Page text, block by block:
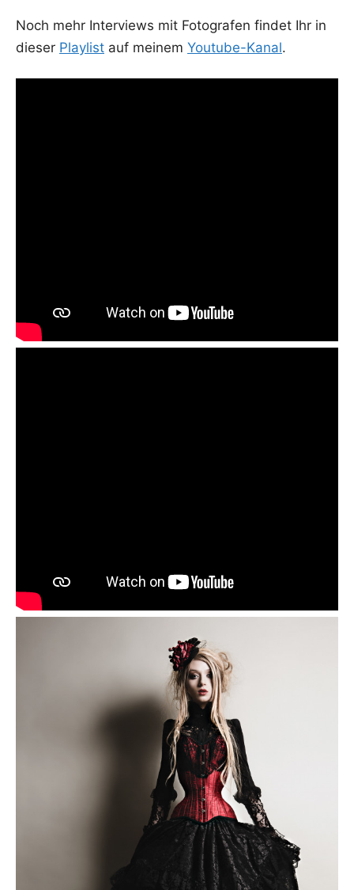
Noch mehr Inter­views mit Foto­gra­fen fin­det Ihr in
die­ser Play­list auf mei­nem You­tube-Kanal.